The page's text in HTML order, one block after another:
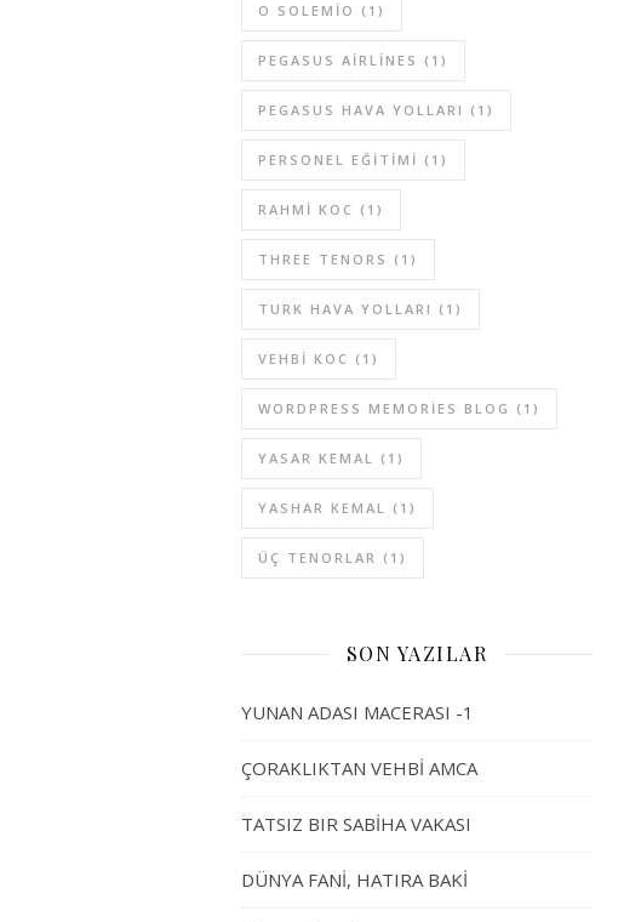
O SOLEMIO (1)
PEGASUS AIRLINES (1)
PEGASUS HAVA YOLLARI (1)
PERSONEL EĞITIMI (1)
RAHMI KOC (1)
THREE TENORS (1)
TURK HAVA YOLLARI (1)
VEHBI KOC (1)
WORDPRESS MEMORIES BLOG (1)
YASAR KEMAL (1)
YASHAR KEMAL (1)
ÜÇ TENORLAR (1)
SON YAZILAR
YUNAN ADASI MACERASI -1
ÇORAKLIKTAN VEHBİ AMCA
TATSIZ BIR SABİHA VAKASI
DÜNYA FANİ, HATIRA BAKİ